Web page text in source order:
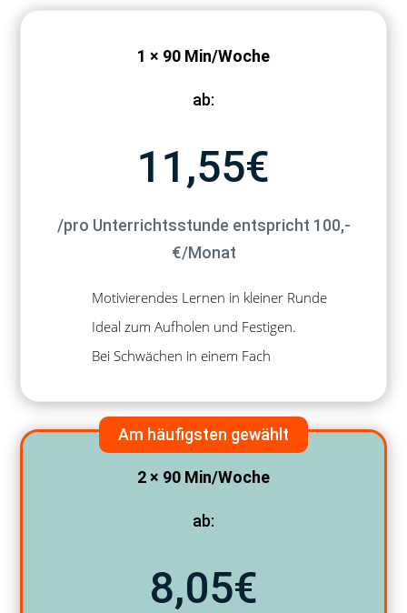
Vielen Dank an das ganze Team für die
Unterstützung und die tolle Arbeit. Wir können
die Nachhilfe hier wirklich weiterempfehlen.
1 × 90 Min/Woche
ab:
11,55€
/pro Unterrichtsstunde entspricht 100,-
€/Monat
Motivierendes Lernen in kleiner Runde
Ideal zum Aufholen und Festigen.
Bei Schwächen in einem Fach
Am häufigsten gewählt
2 × 90 Min/Woche
ab:
8,05€